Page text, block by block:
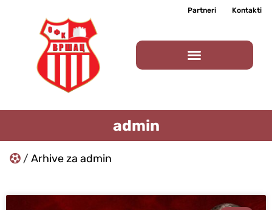
Partneri Kontakti
admin
/ Arhive za admin